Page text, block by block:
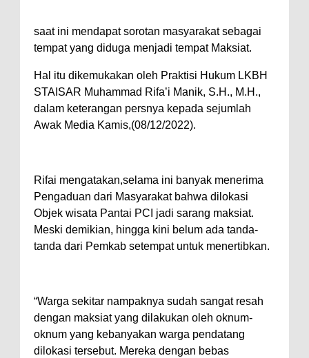
saat ini mendapat sorotan masyarakat sebagai
tempat yang diduga menjadi tempat Maksiat.
Hal itu dikemukakan oleh Praktisi Hukum LKBH
STAISAR Muhammad Rifa’i Manik, S.H., M.H.,
dalam keterangan persnya kepada sejumlah
Awak Media Kamis,(08/12/2022).
Rifai mengatakan,selama ini banyak menerima
Pengaduan dari Masyarakat bahwa dilokasi
Objek wisata Pantai PCI jadi sarang maksiat.
Meski demikian, hingga kini belum ada tanda-
tanda dari Pemkab setempat untuk menertibkan.
“Warga sekitar nampaknya sudah sangat resah
dengan maksiat yang dilakukan oleh oknum-
oknum yang kebanyakan warga pendatang
dilokasi tersebut. Mereka dengan bebas